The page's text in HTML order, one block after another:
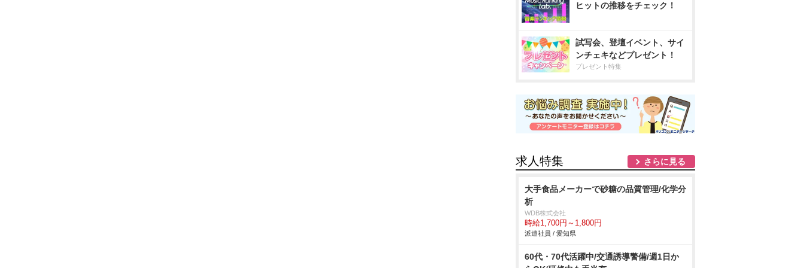
ヒットの推移をチェック！
試写会、登壇イベント、サイ
ンチェキなどプレゼント！
プレゼント特集
求人特集 さらに見る
大手食品メーカーで砂糖の品質管理/化学分
析
WDB株式会社
時給1,700円～1,800円
派遣社員 / 愛知県
60代・70代活躍中/交通誘導警備/週1日か